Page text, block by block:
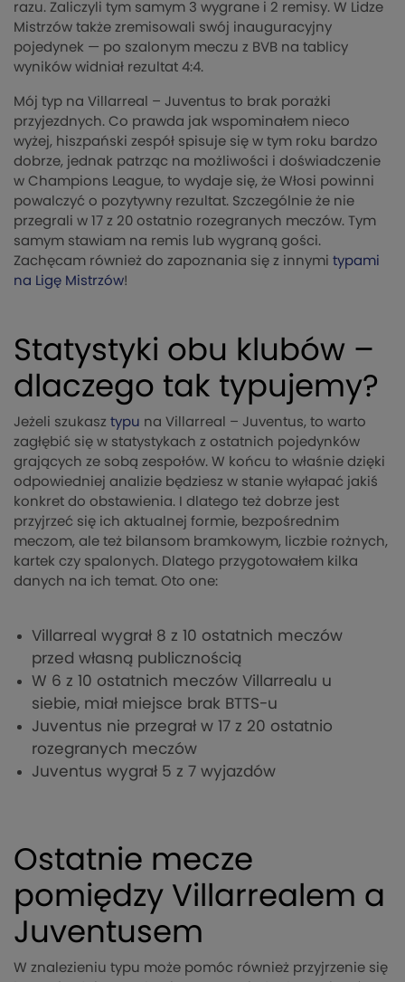
razu. Zaliczyli tym samym 3 wygrane i 2 remisy. W Lidze
Mistrzów także zremisowali swój inauguracyjny
pojedynek — po szalonym meczu z BVB na tablicy
wyników widniał rezultat 4:4.
Mój typ na Villarreal – Juventus to brak porażki
przyjezdnych. Co prawda jak wspominałem nieco
wyżej, hiszpański zespół spisuje się w tym roku bardzo
dobrze, jednak patrząc na możliwości i doświadczenie
w Champions League, to wydaje się, że Włosi powinni
powalczyć o pozytywny rezultat. Szczególnie że nie
przegrali w 17 z 20 ostatnio rozegranych meczów. Tym
samym stawiam na remis lub wygraną gości.
Zachęcam również do zapoznania się z innymi typami
na Ligę Mistrzów!
Statystyki obu klubów –
dlaczego tak typujemy?
Jeżeli szukasz typu na Villarreal – Juventus, to warto
zagłębić się w statystykach z ostatnich pojedynków
grających ze sobą zespołów. W końcu to właśnie dzięki
odpowiedniej analizie będziesz w stanie wyłapać jakiś
konkret do obstawienia. I dlatego też dobrze jest
przyjrzeć się ich aktualnej formie, bezpośrednim
meczom, ale też bilansom bramkowym, liczbie rożnych,
kartek czy spalonych. Dlatego przygotowałem kilka
danych na ich temat. Oto one:
Villarreal wygrał 8 z 10 ostatnich meczów
przed własną publicznością
W 6 z 10 ostatnich meczów Villarrealu u
siebie, miał miejsce brak BTTS-u
Juventus nie przegrał w 17 z 20 ostatnio
rozegranych meczów
Juventus wygrał 5 z 7 wyjazdów
Ostatnie mecze
pomiędzy Villarrealem a
Juventusem
W znalezieniu typu może pomóc również przyjrzenie się